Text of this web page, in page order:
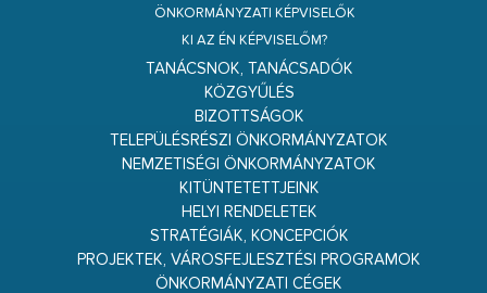
ÖNKORMÁNYZATI KÉPVISELŐK
KI AZ ÉN KÉPVISELŐM?
TANÁCSNOK, TANÁCSADÓK
KÖZGYŰLÉS
BIZOTTSÁGOK
TELEPÜLÉSRÉSZI ÖNKORMÁNYZATOK
NEMZETISÉGI ÖNKORMÁNYZATOK
KITÜNTETETTJEINK
HELYI RENDELETEK
STRATÉGIÁK, KONCEPCIÓK
PROJEKTEK, VÁROSFEJLESZTÉSI PROGRAMOK
ÖNKORMÁNYZATI CÉGEK